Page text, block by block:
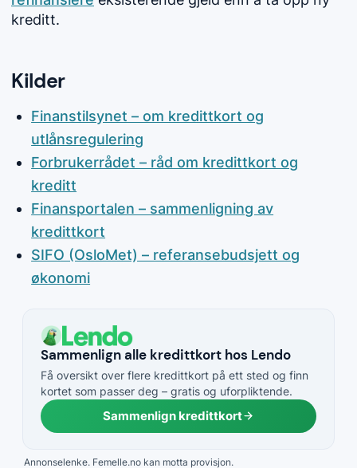
kreditt.
Kilder
Finanstilsynet – om kredittkort og
utlånsregulering
Forbrukerrådet – råd om kredittkort og
kreditt
Finansportalen – sammenligning av
kredittkort
SIFO (OsloMet) – referansebudsjett og
økonomi
Sammenlign alle kredittkort hos Lendo
Få oversikt over flere kredittkort på ett sted og finn
kortet som passer deg – gratis og uforpliktende.
Sammenlign kredittkort
Annonselenke. Femelle.no kan motta provisjon.